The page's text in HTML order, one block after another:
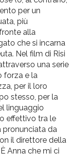
per un
più
alla
che si incarna
Nel film di Risi
una serie
forza e la
per il loro
stesso, per la
linguaggio
effettivo tra le
pronunciata da
il direttore della
Anna che mi ci